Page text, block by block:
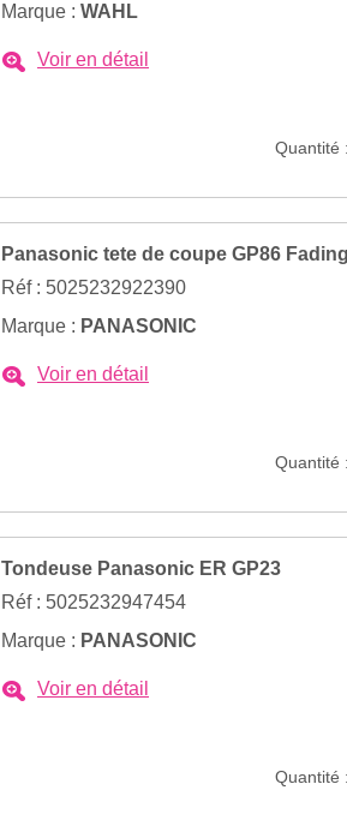
Marque : WAHL
Voir en détail
Quantité
Panasonic tete de coupe GP86
Réf : 5025232922390
Marque : PANASONIC
Voir en détail
Quantité
Tondeuse Panasonic ER GP23
Réf : 5025232947454
Marque : PANASONIC
Voir en détail
Quantité